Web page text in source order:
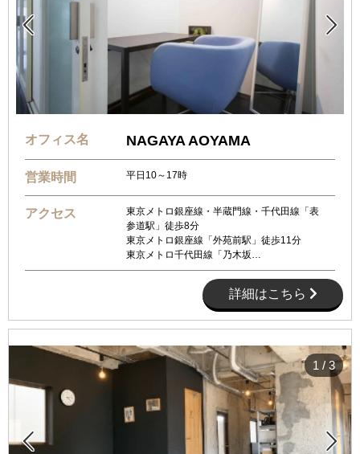
 
オフィス名 NAGAYA AOYAMA
営業時間 平日10～17時
アクセス
東京メトロ銀座線・半蔵門線・千代田線「表
参道駅」徒歩8分
東京メトロ銀座線「外苑前駅」徒歩11分
東京メトロ千代田線「乃木坂…
詳細はこちら
 
1 / 3